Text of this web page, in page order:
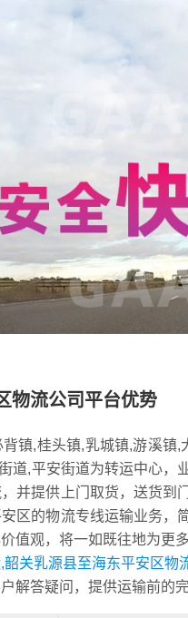
物流公司平台优势
镇,桂头镇,乳城镇,游溪
道,平安街道为转运中心
并提供上门取货，送货
区的物流专线运输业务
值观，将一如既往地为更
关乳源县至海东平安区物
解答疑问，提供运输前的